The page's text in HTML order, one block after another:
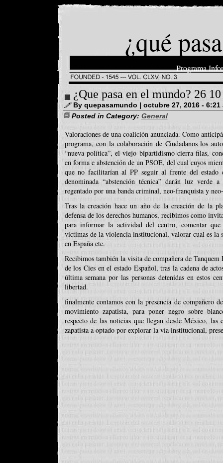
¿qué
Programa
¿Que pasa en el mundo? 26
By quepasamundo | octubre 27, 2016 - 6:21
Posted in Category: General
Valoraciones de una coalición anunciada. Como
programa, con la colaboración de Ciudadanos los
“nueva política”, el viejo bipartidismo cierra filas,
en forma e abstención de un PSOE, del cual cuyos
que no facilitarían al PP seguir al frente del estado
denominada “abstención técnica” darán luz verde
regentado por una banda criminal, neo-franquista y
Tras la creación hace un año de la creación de la
defensa de los derechos humanos, recibimos como
para informar la actividad del centro, comentar
víctimas de la violencia institucional, valorar cual es la
en España etc.
Recibimos también la visita de compañera de
de los Cies en el estado Español, tras la cadena de
última semana por las personas detenidas en estos
libertad.
finalmente contamos con la presencia de compañero
movimiento zapatista, para poner negro sobre
respecto de las noticias que llegan desde México,
zapatista a optado por explorar la vía institucional,